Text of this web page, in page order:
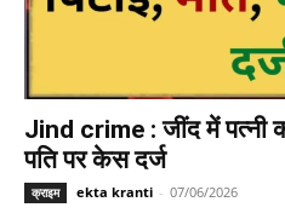
Jind crime : जींद में पत्नी
पति पर केस दर्ज
क्राइम ekta kranti - 07/06/2026